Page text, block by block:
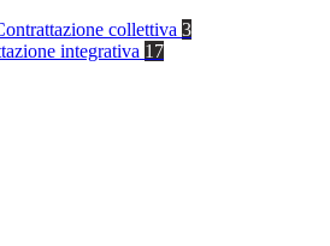
collettiva 3
integrativa 17